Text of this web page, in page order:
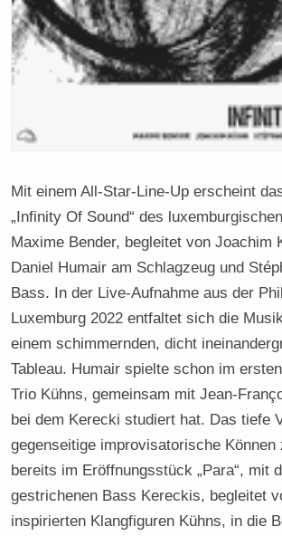
Mit einem All-Star-Line-Up erscheint
„Infinity Of Sound“ des
Maxime Bender, begleitet von Joachim
Daniel Humair am Schlagzeug und
Bass. In der Live-Aufnahme aus der
Luxemburg 2022 entfaltet sich die
einem schimmernden, dicht
Tableau. Humair spielte schon im
Trio Kühns, gemeinsam mit Jean-
bei dem Kerecki studiert hat. Das tiefe
gegenseitige improvisatorische Können
bereits im Eröffnungsstück „Para“, mit
gestrichenen Bass Kereckis, begleitet
inspirierten Klangfiguren Kühns, in die